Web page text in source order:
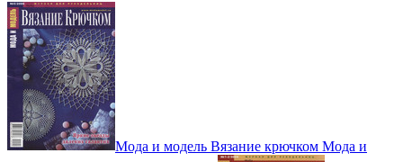
Мода и модель Вязание крючком Мода и